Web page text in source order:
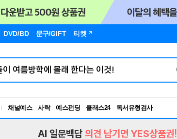
DVD/BD 문구/GIFT 티켓
채널예스 사락 예스펀딩 클래스24
독서유형검사
RBTI Lab
AI 일문백답 의견 남기면 YES상품권!